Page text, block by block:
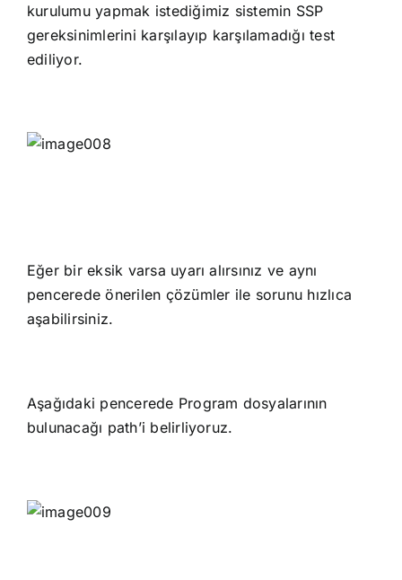
kurulumu yapmak istediğimiz sistemin SSP
gereksinimlerini karşılayıp karşılamadığı test
ediliyor.
Eğer bir eksik varsa uyarı alırsınız ve aynı
pencerede önerilen çözümler ile sorunu hızlıca
aşabilirsiniz.
Aşağıdaki pencerede Program dosyalarının
bulunacağı path’i belirliyoruz.